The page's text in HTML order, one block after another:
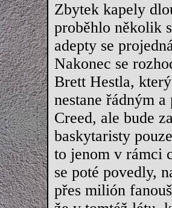
Zbytek kapely
proběhlo několik
adepty se
Nakonec se
Brett Hestla,
nestane řádným
Creed, ale bude
baskytaristy
to jenom v rámci
se poté povedly,
přes milión